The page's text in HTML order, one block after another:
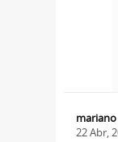
22 Abr,